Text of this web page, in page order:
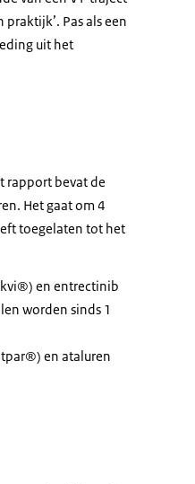
Pas als een
uit het
rapport bevat de
Het gaat om 4
toegelaten tot het
en entrectinib
worden sinds 1
en ataluren